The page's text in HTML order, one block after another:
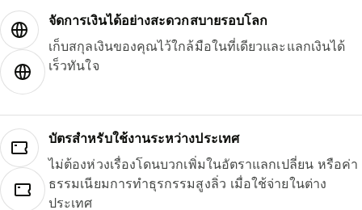
จัดการเงินได้อย่างสะดวกสบายรอบโลก
เก็บสกุลเงินของคุณไว้ใกล้มือในที่เดียวและแลกเงินได้
เร็วทันใจ
บัตรสำหรับใช้งานระหว่างประเทศ
ไม่ต้องห่วงเรื่องโดนบวกเพิ่มในอัตราแลกเปลี่ยน หรือค่า
ธรรมเนียมการทำธุรกรรมสูงลิ่ว เมื่อใช้จ่ายในต่าง
ประเทศ